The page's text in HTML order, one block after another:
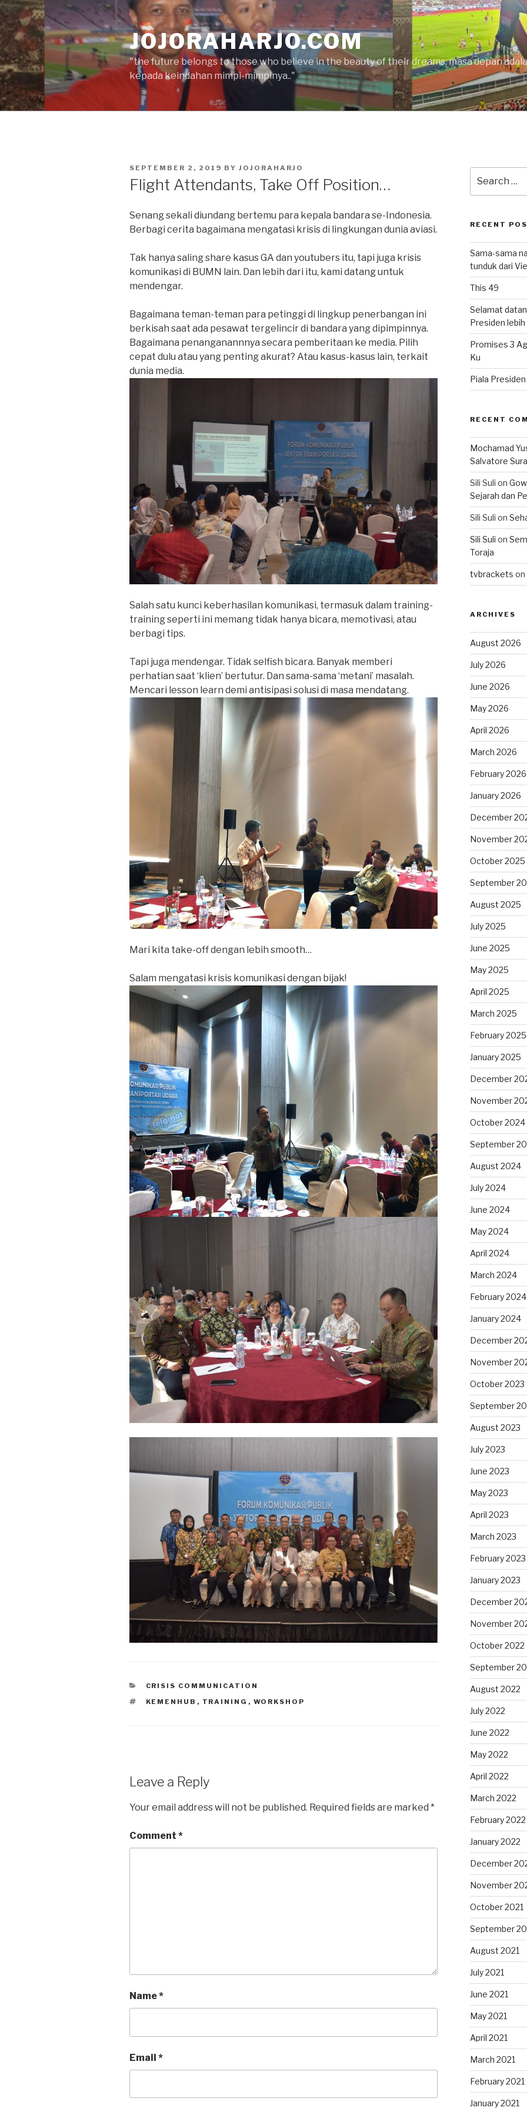
Skip
to
content
JOJORAHARJO.COM
"the future belongs to those who believe in the beauty of their dreams, masa depan
kepada keindahan mimpi-mimpinya.."
POSTED
SEPTEMBER 2, 2019 BY JOJORAHARJO
Flight Attendants, Take Off Position…
Senang sekali diundang bertemu para kepala bandara se-Indonesia.
Berbagi cerita bagaimana mengatasi krisis di lingkungan dunia aviasi.
Tak hanya saling share kasus GA dan youtubers itu, tapi juga krisis
komunikasi di BUMN lain. Dan lebih dari itu, kami datang untuk
mendengar.
Bagaimana teman-teman para petinggi di lingkup penerbangan ini
berkisah saat ada pesawat tergelincir di bandara yang dipimpinnya.
Bagaimana penanganannnya secara pemberitaan ke media. Pilih
cepat dulu atau yang penting akurat? Atau kasus-kasus lain, terkait
dunia media.
Salah satu kunci keberhasilan komunikasi, termasuk dalam training-
training seperti ini memang tidak hanya bicara, memotivasi, atau
berbagi tips.
Tapi juga mendengar. Tidak selfish bicara. Banyak memberi
perhatian saat ‘klien’ bertutur. Dan sama-sama ‘metani’ masalah.
Mencari lesson learn demi antisipasi solusi di masa mendatang.
Mari kita take-off dengan lebih smooth…
Salam mengatasi krisis komunikasi dengan bijak!
CATEGORIES
CRISIS COMMUNICATION
TAGS
KEMENHUB , TRAINING , WORKSHOP
Leave a Reply
Your email address will not be published. Required fields are marked *
Comment *
Name*
Email *
for:
RECENT
Sama-sama
tunduk dari
This 49
Selamat
Presiden lebih
Promises 3
Ku
Piala
RECENT
Mochamad
Salvatore
Sili Suli on
Sejarah dan
Sili Suli on
Sili Suli on
Toraja
tvbrackets on
ARCHIVES
August 2026
July 2026
June 2026
May 2026
April 2026
March 2026
February 2026
January 2026
December
November
October 2025
September
August 2025
July 2025
June 2025
May 2025
April 2025
March 2025
February 2025
January 2025
December
November
October 2024
September
August 2024
July 2024
June 2024
May 2024
April 2024
March 2024
February 2024
January 2024
December
November
October 2023
September
August 2023
July 2023
June 2023
May 2023
April 2023
March 2023
February 2023
January 2023
December
November
October 2022
September
August 2022
July 2022
June 2022
May 2022
April 2022
March 2022
February 2022
January 2022
December
November
October 2021
September
August 2021
July 2021
June 2021
May 2021
April 2021
March 2021
February 2021
January 2021